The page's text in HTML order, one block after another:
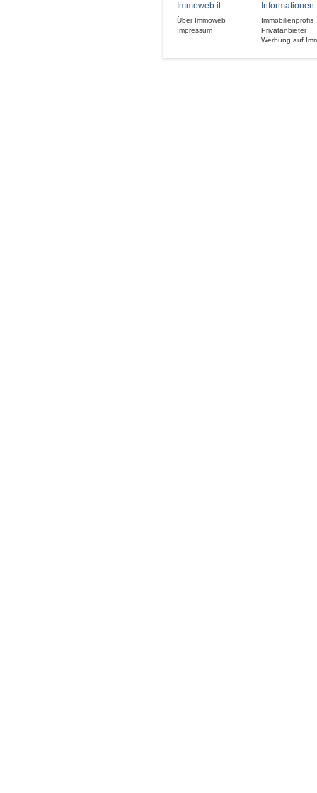
Immoweb.it
Über Immoweb
Impressum
Informationen
Immobilienprofis
Privatanbieter
Werbung auf